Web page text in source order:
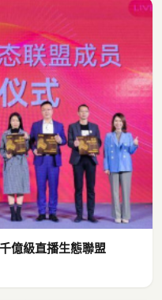
億級直播生態聯盟